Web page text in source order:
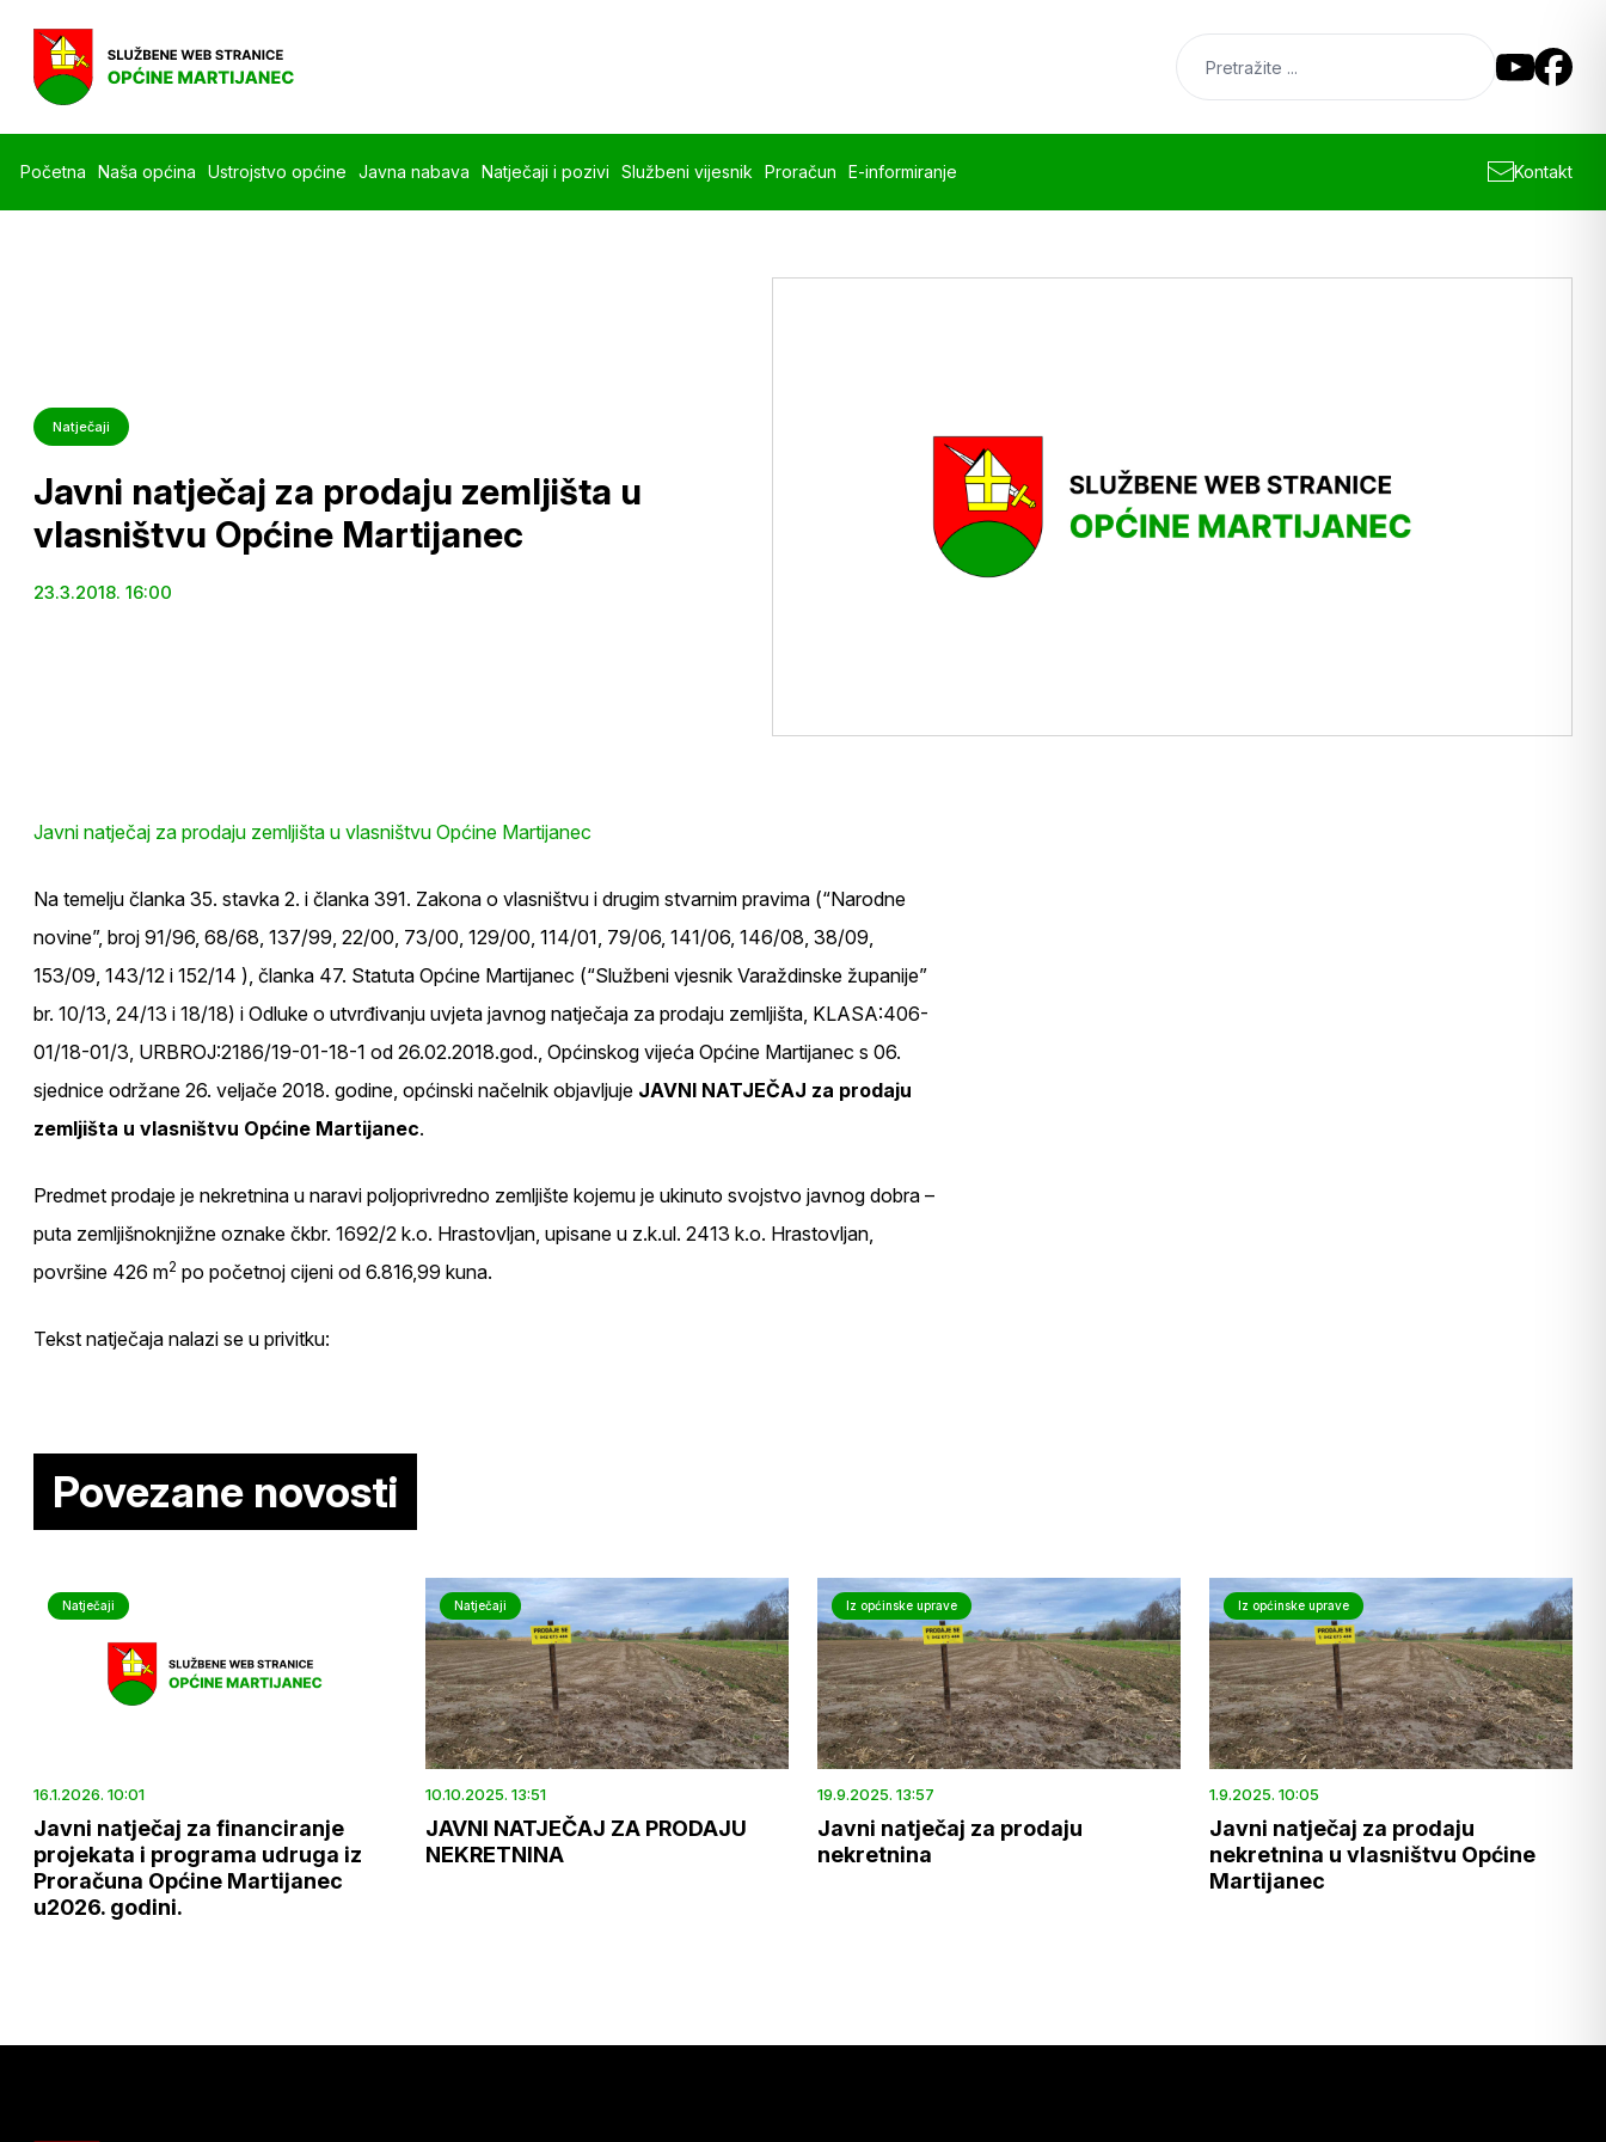
Početna Naša općina Ustrojstvo općine Javna nabava Natječaji i pozivi Službeni vijesnik Proračun E-informiranje Kontakt
Natječaji
Javni natječaj za prodaju zemljišta u
vlasništvu Općine Martijanec
23.3.2018. 16:00
Javni natječaj za prodaju zemljišta u vlasništvu Općine Martijanec
Na temelju članka 35. stavka 2. i članka 391. Zakona o vlasništvu i drugim stvarnim pravima (“Narodne
novine”, broj 91/96, 68/68, 137/99, 22/00, 73/00, 129/00, 114/01, 79/06, 141/06, 146/08, 38/09,
153/09, 143/12 i 152/14 ), članka 47. Statuta Općine Martijanec (“Službeni vjesnik Varaždinske županije”
br. 10/13, 24/13 i 18/18) i Odluke o utvrđivanju uvjeta javnog natječaja za prodaju zemljišta, KLASA:406-
01/18-01/3, URBROJ:2186/19-01-18-1 od 26.02.2018.god., Općinskog vijeća Općine Martijanec s 06.
sjednice održane 26. veljače 2018. godine, općinski načelnik objavljuje JAVNI NATJEČAJ za prodaju
zemljišta u vlasništvu Općine Martijanec.
Predmet prodaje je nekretnina u naravi poljoprivredno zemljište kojemu je ukinuto svojstvo javnog dobra –
puta zemljišnoknjižne oznake čkbr. 1692/2 k.o. Hrastovljan, upisane u z.k.ul. 2413 k.o. Hrastovljan,
površine 426 m2 po početnoj cijeni od 6.816,99 kuna.
Tekst natječaja nalazi se u privitku:
Povezane novosti
Natječaji
16.1.2026. 10:01
Javni natječaj za financiranje
projekata i programa udruga iz
Proračuna Općine Martijanec
u2026. godini.
Natječaji
10.10.2025. 13:51
JAVNI NATJEČAJ ZA PRODAJU
NEKRETNINA
Iz općinske uprave
19.9.2025. 13:57
Javni natječaj za prodaju
nekretnina
Iz općinske uprave
1.9.2025. 10:05
Javni natječaj za prodaju
nekretnina u vlasništvu Općine
Martijanec